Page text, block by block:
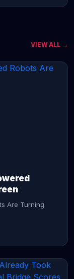
VIEW ALL →
Are Turning